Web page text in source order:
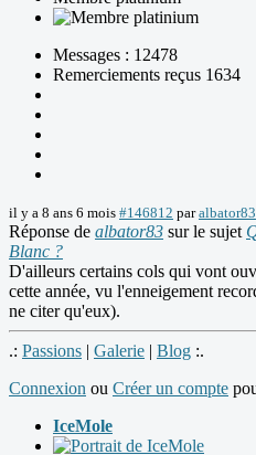
Messages : 12478
Remerciements reçus 1634
il y a 8 ans 6 mois #146812 paralbator83
Réponse de albator83 sur le sujet
Blanc ?
D'ailleurs certains cols qui vont
cette année, vu l'enneigement
ne citer qu'eux).
.: Passions | Galerie | Blog :.
Connexion ou Créer un compte
IceMole